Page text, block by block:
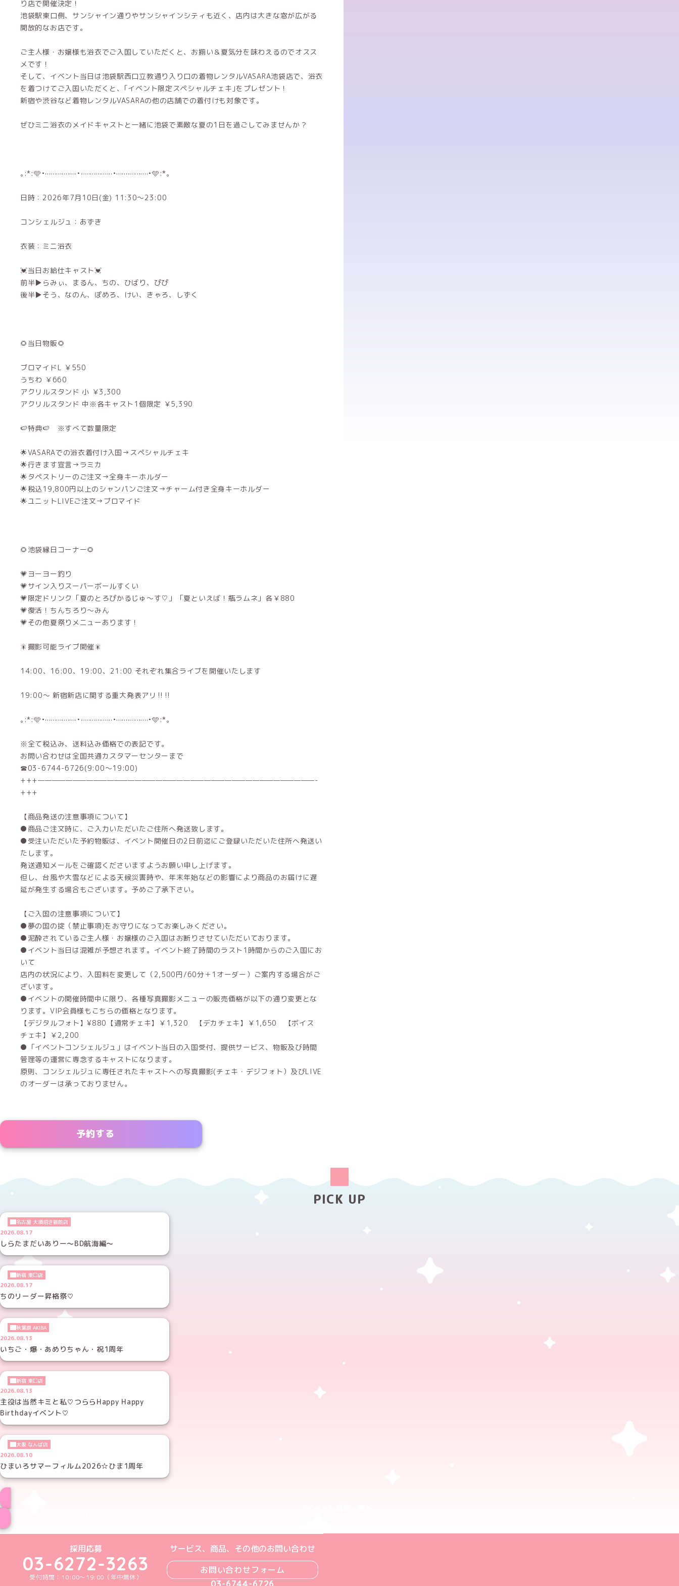
り店で開催決定！
池袋駅東口側、サンシャイン通りやサンシャインシティも近く、店内は大きな窓が広がる
開放的なお店です。
ご主人様・お嬢様も浴衣でご入国していただくと、お揃い＆夏気分を味わえるのでオスス
メです！
そして、イベント当日は池袋駅西口立教通り入り口の着物レンタルVASARA池袋店で、浴衣
を着つけてご入国いただくと、｢イベント限定スペシャルチェキ｣をプレゼント！
新宿や渋谷など着物レンタルVASARAの他の店舗での着付けも対象です。
ぜひミニ浴衣のメイドキャストと一緒に池袋で素敵な夏の1日を過ごしてみませんか？
｡:*:🩵•·················•·················•·················•🩵:*｡
日時：2026年7月10日(金) 11:30〜23:00
コンシェルジュ：あずき
衣装：ミニ浴衣
💓当日お給仕キャスト💓
前半▶︎らみぃ、まるん、ちの、ひばり、ぴぴ
後半▶︎そう、なのん、ぽめろ、けい、きゃろ、しずく
🌻当日物販🌻
ブロマイドL ￥550
うちわ ￥660
アクリルスタンド 小 ￥3,300
アクリルスタンド 中※各キャスト1個限定 ￥5,390
🍉特典🍉 ※すべて数量限定
🌟VASARAでの浴衣着付け入国→スペシャルチェキ
🌟行きます宣言→ラミカ
🌟タペストリーのご注文→全身キーホルダー
🌟税込19,800円以上のシャンパンご注文→チャーム付き全身キーホルダー
🌟ユニットLIVEご注文→ブロマイド
🌻池袋縁日コーナー🌻
💗ヨーヨー釣り
💗サイン入りスーパーボールすくい
💗限定ドリンク「夏のとろぴかるじゅ〜す♡」「夏といえば！瓶ラムネ」各￥880
💗復活！ちんちろり〜みん
💗その他夏祭りメニューあります！
🎇撮影可能ライブ開催🎇
14:00、16:00、19:00、21:00 それぞれ集合ライブを開催いたします
19:00〜 新宿新店に関する重大発表アリ‼️‼️
｡:*:🩵•·················•·················•·················•🩵:*｡
※全て税込み、送料込み価格での表記です。
お問い合わせは全国共通カスタマーセンターまで
☎03-6744-6726(9:00～19:00)
+++————————————————————————————————————————-
+++
【商品発送の注意事項について】
●商品ご注文時に、ご入力いただいたご住所へ発送致します。
●受注いただいた予約物販は、イベント開催日の2日前迄にご登録いただいた住所へ発送い
たします。
発送通知メールをご確認くださいますようお願い申し上げます。
但し、台風や大雪などによる天候災害時や、年末年始などの影響により商品のお届けに遅
延が発生する場合もございます。予めご了承下さい。
【ご入国の注意事項について】
●夢の国の掟（禁止事項)をお守りになってお楽しみください。
●泥酔されているご主人様・お嬢様のご入国はお断りさせていただいております。
●イベント当日は混雑が予想されます。イベント終了時間のラスト1時間からのご入国にお
いて
店内の状況により、入国料を変更して（2,500円/60分＋1オーダー）ご案内する場合がご
ざいます。
●イベントの開催時間中に限り、各種写真撮影メニューの販売価格が以下の通り変更とな
ります。VIP会員様もこちらの価格となります。
【デジタルフォト】¥880【通常チェキ】￥1,320 【デカチェキ】￥1,650 【ボイス
チェキ】￥2,200
●「イベントコンシェルジュ」はイベント当日の入国受付、提供サービス、物販及び時間
管理等の運営に専念するキャストになります。
原則、コンシェルジュに専任されたキャストへの写真撮影(チェキ・デジフォト）及びLIVE
のオーダーは承っておりません。
予約する
PICK UP
名古屋 大須招き猫前店
2026.08.17
しらたまだいありー～BD航海編～
新宿 東口店
2026.08.17
ちのリーダー昇格祭♡
秋葉原 AKIBA
2026.08.13
いちご・爆・あめりちゃん・祝1周年
新宿 東口店
2026.08.13
主役は当然キミと私♡つららHappy Happy
Birthdayイベント♡
大阪 なんば店
2026.08.10
ひまいろサマーフィルム2026☆ひま1周年
めいどりーみんTikTok公式アカウント
めいどりーみんX公式アカウント
めいどりーみんInstagram公式アカウント
めいどりーみんFacebook公式アカウント
めいどりーみんYouTube公式アカウント
採用応募
03-6272-3263
受付時間：10:00～19:00（年中無休）
サービス、商品、その他のお問い合わせ
お問い合わせフォーム
03-6744-6726